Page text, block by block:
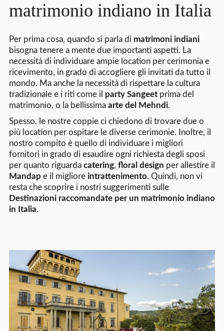
matrimonio indiano in Italia
Per prima cosa, quando si parla di matrimoni indiani
bisogna tenere a mente due importanti aspetti. La
necessità di individuare ampie location per cerimonia e
ricevimento, in grado di accogliere gli invitati da tutto il
mondo. Ma anche la necessità di rispettare la cultura
tradizionale e i riti come il party Sangeetprima del
matrimonio, o la bellissima arte del Mehndi.
Spesso, le nostre coppie ci chiedono di trovare due o
più location per ospitare le diverse cerimonie. Inoltre, il
nostro compito è quello di individuare i migliori
fornitori in grado di esaudire ogni richiesta degli sposi
per quanto riguarda catering, floral design per allestire il
Mandap e il migliore intrattenimento. Quindi, non vi
resta che scoprire i nostri suggerimenti sulle
Destinazioni raccomandateper un matrimonio indiano
in Italia.